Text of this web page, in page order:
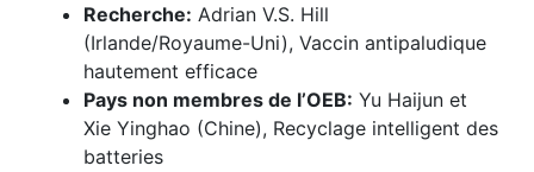
Recherche: ​​Adrian V.S. Hill​
(Irlande/Royaume-Uni), Vaccin antipaludique
hautement efficace
Pays non membres de l’OEB: ​​Yu Haijun et
Xie Yinghao​ (Chine), Recyclage intelligent des
batteries